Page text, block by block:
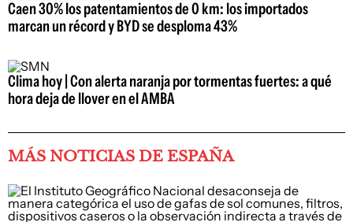
Caen 30% los patentamientos de 0 km: los importados
marcan un récord y BYD se desploma 43%
Clima hoy | Con alerta naranja por tormentas fuertes: a qué
hora deja de llover en el AMBA
MÁS NOTICIAS DE ESPAÑA